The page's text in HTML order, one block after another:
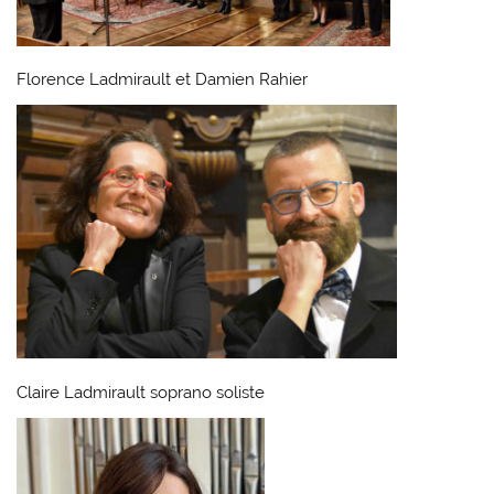
Florence Ladmirault et Damien Rahier
Claire Ladmirault soprano soliste